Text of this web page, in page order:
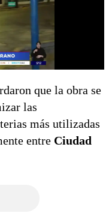
que la obra se
las
más utilizadas
entre Ciudad